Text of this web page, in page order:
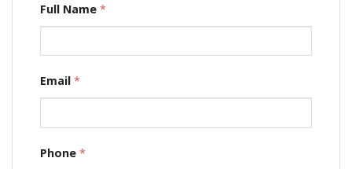
Full Name *
Email *
Phone *